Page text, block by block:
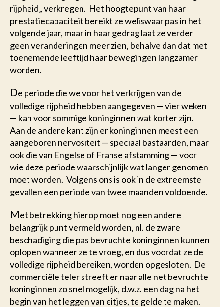
rijpheid„ verkregen. Het hoogtepunt van haar
prestatiecapaciteit bereikt ze weliswaar pas in het
volgende jaar, maar in haar gedrag laat ze verder
geen veranderingen meer zien, behalve dan dat met
toenemende leeftijd haar bewegingen langzamer
worden.
De periode die we voor het verkrijgen van de
volledige rijpheid hebben aangegeven — vier weken
— kan voor sommige koninginnen wat korter zijn.
Aan de andere kant zijn er koninginnen meest een
aangeboren nervositeit — speciaal bastaarden, maar
ook die van Engelse of Franse afstamming — voor
wie deze periode waarschijnlijk wat langer genomen
moet worden. Volgens ons is ook in de extreemste
gevallen een periode van twee maanden voldoende.
Met betrekking hierop moet nog een andere
belangrijk punt vermeld worden, nl. de zware
beschadiging die pas bevruchte koninginnen kunnen
oplopen wanneer ze te vroeg, en dus voordat ze de
volledige rijpheid bereiken, worden opgesloten. De
commerciële teler streeft er naar alle net bevruchte
koninginnen zo snel mogelijk, d.w.z. een dag na het
begin van het leggen van eitjes, te gelde te maken.